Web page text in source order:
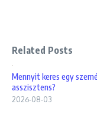
Related Posts
Mennyit keres egy
asszisztens?
2026-08-03